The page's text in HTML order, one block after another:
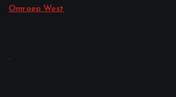
Omroep West
.